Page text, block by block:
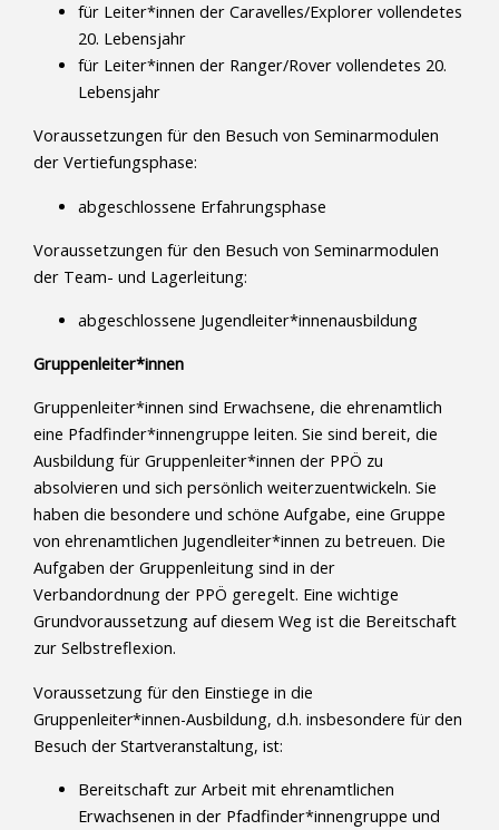
für Leiter*innen der Caravelles/Explorer vollendetes
20. Lebensjahr
für Leiter*innen der Ranger/Rover vollendetes 20.
Lebensjahr
Voraussetzungen für den Besuch von Seminarmodulen
der Vertiefungsphase:
abgeschlossene Erfahrungsphase
Voraussetzungen für den Besuch von Seminarmodulen
der Team- und Lagerleitung:
abgeschlossene Jugendleiter*innenausbildung
Gruppenleiter*innen
Gruppenleiter*innen sind Erwachsene, die ehrenamtlich
eine Pfadfinder*innengruppe leiten. Sie sind bereit, die
Ausbildung für Gruppenleiter*innen der PPÖ zu
absolvieren und sich persönlich weiterzuentwickeln. Sie
haben die besondere und schöne Aufgabe, eine Gruppe
von ehrenamtlichen Jugendleiter*innen zu betreuen. Die
Aufgaben der Gruppenleitung sind in der
Verbandordnung der PPÖ geregelt. Eine wichtige
Grundvoraussetzung auf diesem Weg ist die Bereitschaft
zur Selbstreflexion.
Voraussetzung für den Einstiege in die
Gruppenleiter*innen-Ausbildung, d.h. insbesondere für den
Besuch der Startveranstaltung, ist:
Bereitschaft zur Arbeit mit ehrenamtlichen
Erwachsenen in der Pfadfinder*innengruppe und